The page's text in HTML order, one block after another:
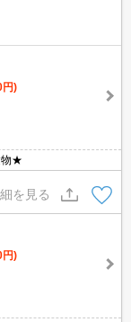
円)
物★
を見る
円)